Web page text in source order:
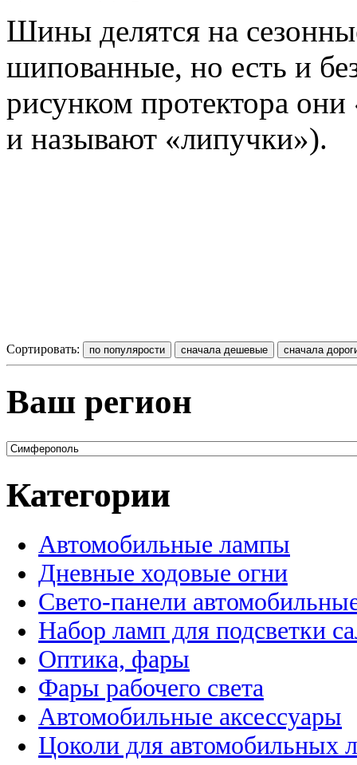
Шины делятся на
шипованные, но есть и
рисунком протектора
и называют «липучки»).
Сортировать:
Ваш регион
Категории
Автомобильные лампы
Дневные ходовые огни
Свето-панели
Набор ламп для подсветки
Оптика, фары
Фары рабочего света
Автомобильные аксессуары
Цоколи для автомобильных